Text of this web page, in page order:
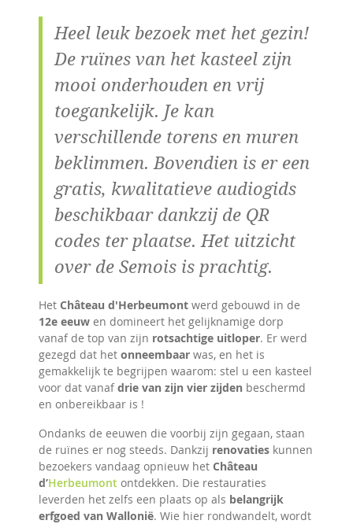
Heel leuk bezoek met het gezin!
De ruïnes van het kasteel zijn
mooi onderhouden en vrij
toegankelijk. Je kan
verschillende torens en muren
beklimmen. Bovendien is er een
gratis, kwalitatieve audiogids
beschikbaar dankzij de QR
codes ter plaatse. Het uitzicht
over de Semois is prachtig.
Het Château d'Herbeumont werd gebouwd in de
12e eeuw en domineert het gelijknamige dorp
vanaf de top van zijn rotsachtige uitloper. Er werd
gezegd dat het onneembaar was, en het is
gemakkelijk te begrijpen waarom: stel u een kasteel
voor dat vanafdrie van zijn vier zijden beschermd
en onbereikbaar is !
Ondanks de eeuwen die voorbij zijn gegaan, staan
de ruïnes er nog steeds. Dankzij renovaties kunnen
bezoekers vandaag opnieuw het Château
d’Herbeumont ontdekken. Die restauraties
leverden het zelfs een plaats op als belangrijk
erfgoed van Wallonië. Wie hier rondwandelt, wordt